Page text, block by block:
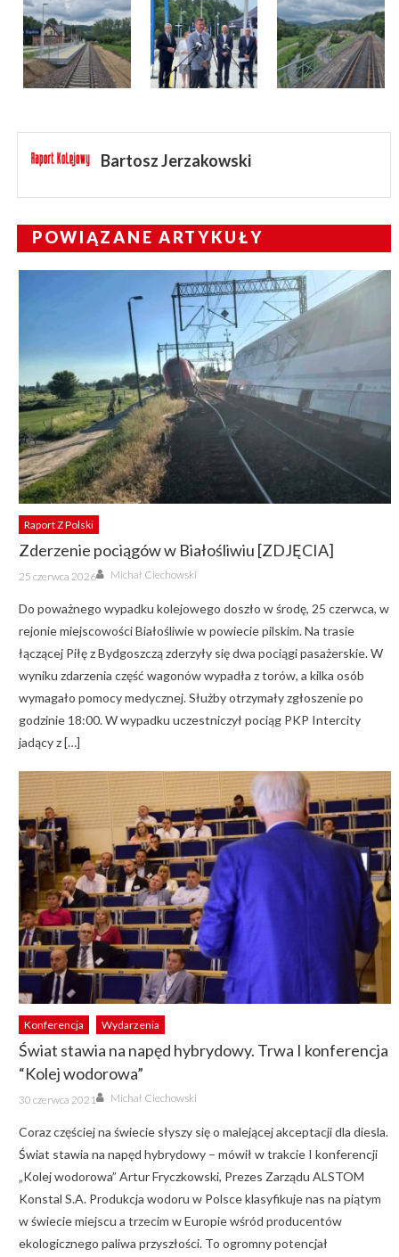
Bartosz Jerzakowski
POWIĄZANE ARTYKUŁY
Raport Z Polski
Zderzenie pociągów w Białośliwiu [ZDJĘCIA]
Posted
on
25 czerwca 2026 Author
Michał Ciechowski
Do poważnego wypadku kolejowego doszło w środę, 25 czerwca, w
rejonie miejscowości Białośliwie w powiecie pilskim. Na trasie
łączącej Piłę z Bydgoszczą zderzyły się dwa pociągi pasażerskie. W
wyniku zdarzenia część wagonów wypadła z torów, a kilka osób
wymagało pomocy medycznej. Służby otrzymały zgłoszenie po
godzinie 18:00. W wypadku uczestniczył pociąg PKP Intercity
jadący z […]
Konferencja Wydarzenia
Świat stawia na napęd hybrydowy. Trwa I konferencja
“Kolej wodorowa”
Posted
on
30 czerwca 2021 Author
Michał Ciechowski
Coraz częściej na świecie słyszy się o malejącej akceptacji dla diesla.
Świat stawia na napęd hybrydowy – mówił w trakcie I konferencji
„Kolej wodorowa” Artur Fryczkowski, Prezes Zarządu ALSTOM
Konstal S.A. Produkcja wodoru w Polsce klasyfikuje nas na piątym
w świecie miejscu a trzecim w Europie wśród producentów
ekologicznego paliwa przyszłości. To ogromny potencjał